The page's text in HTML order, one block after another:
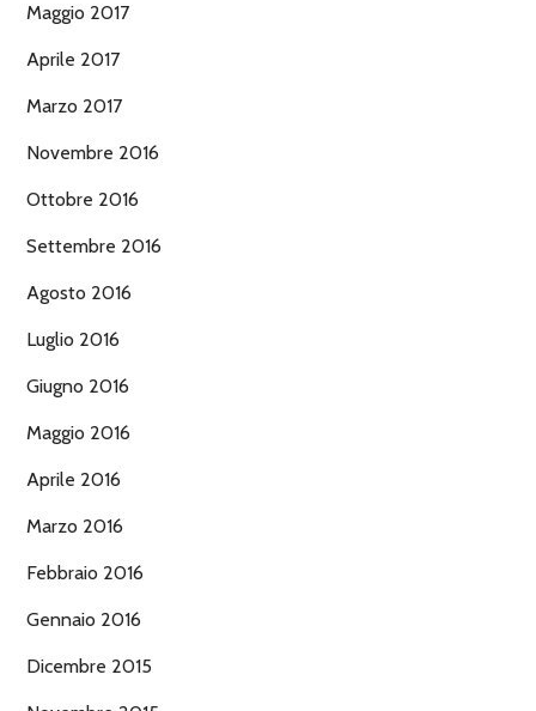
Maggio 2017
Aprile 2017
Marzo 2017
Novembre 2016
Ottobre 2016
Settembre 2016
Agosto 2016
Luglio 2016
Giugno 2016
Maggio 2016
Aprile 2016
Marzo 2016
Febbraio 2016
Gennaio 2016
Dicembre 2015